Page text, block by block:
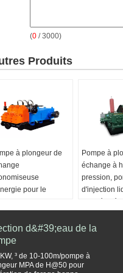
(0 / 3000)
Produits
à plongeur de
pour le
Pulpe,
transport de boue
Pompe à
échange à
pression,
d'injection
Puissance:
Structure:
plongeur
d&#39;eau de la
³ de 10-100m/pompe à
MPA de H@50 pour